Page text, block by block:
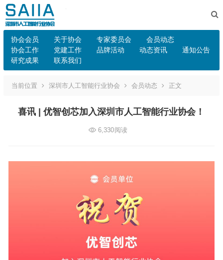
协会会员 关于协会 专家委员会
会员动态
协会工作
党建工作 品牌活动 动态资讯
通知公告
研究成果
联系我们
当前位置 深圳市人工智能行业协会 会员动态 正文
喜讯 | 优智创芯加入深圳市人工智能行业协会！
6,330阅读